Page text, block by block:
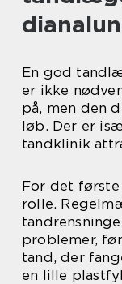
En god
er ikke
på, men den
løb. Der er
tandklinik
For det
rolle.
problemer,
tand, der
en lille